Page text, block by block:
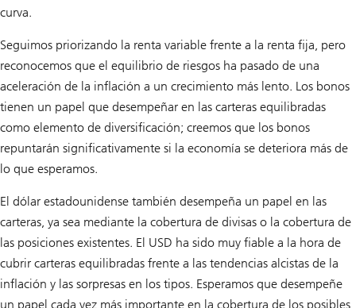
curva.
Seguimos priorizando la renta variable frente a la renta fija, pero
reconocemos que el equilibrio de riesgos ha pasado de una
aceleración de la inflación a un crecimiento más lento. Los bonos
tienen un papel que desempeñar en las carteras equilibradas
como elemento de diversificación; creemos que los bonos
repuntarán significativamente si la economía se deteriora más de
lo que esperamos.
El dólar estadounidense también desempeña un papel en las
carteras, ya sea mediante la cobertura de divisas o la cobertura de
las posiciones existentes. El USD ha sido muy fiable a la hora de
cubrir carteras equilibradas frente a las tendencias alcistas de la
inflación y las sorpresas en los tipos. Esperamos que desempeñe
un papel cada vez más importante en la cobertura de los posibles